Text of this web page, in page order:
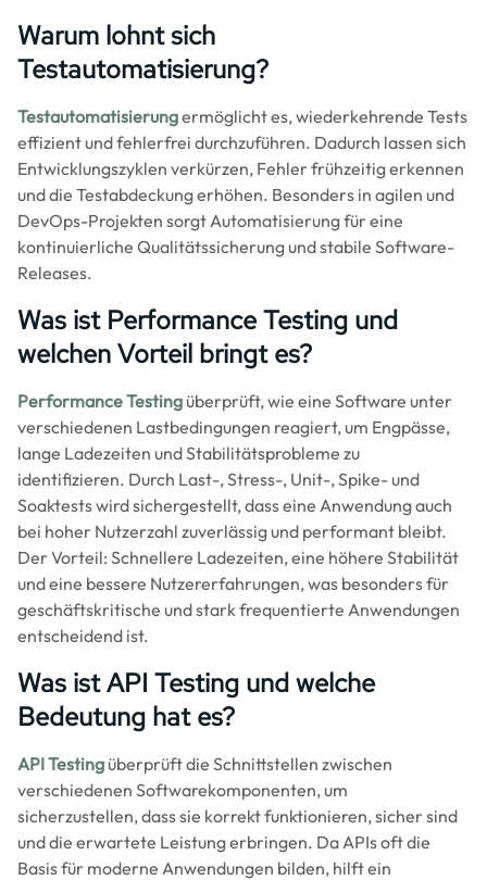
Warum lohnt sich
Testautomatisierung?
Testautomatisierungermöglicht es, wiederkehrende Tests
effizient und fehlerfrei durchzuführen. Dadurch lassen sich
Entwicklungszyklen verkürzen, Fehler frühzeitig erkennen
und die Testabdeckung erhöhen. Besonders in agilen und
DevOps-Projekten sorgt Automatisierung für eine
kontinuierliche Qualitätssicherung und stabile Software-
Releases.
Was ist Performance Testing und
welchen Vorteil bringt es?
Performance Testing überprüft, wie eine Software unter
verschiedenen Lastbedingungen reagiert, um Engpässe,
lange Ladezeiten und Stabilitätsprobleme zu
identifizieren. Durch Last-, Stress-, Unit-, Spike- und
Soaktests wird sichergestellt, dass eine Anwendung auch
bei hoher Nutzerzahl zuverlässig und performant bleibt.
Der Vorteil: Schnellere Ladezeiten, eine höhere Stabilität
und eine bessere Nutzererfahrungen, was besonders für
geschäftskritische und stark frequentierte Anwendungen
entscheidend ist.
Was ist API Testing und welche
Bedeutung hat es?
API Testing überprüft die Schnittstellen zwischen
verschiedenen Softwarekomponenten, um
sicherzustellen, dass sie korrekt funktionieren, sicher sind
und die erwartete Leistung erbringen. Da APIs oft die
Basis für moderne Anwendungen bilden, hilft ein